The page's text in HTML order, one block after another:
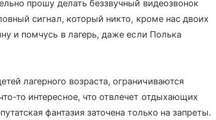
прошу делать беззвучный видеозвонок
сигнал, который никто, кроме нас двоих
и помчусь в лагерь, даже если Полька
лагерного возраста, ограничиваются
то интересное, что отвлечет отдыхающих
фантазия заточена только на запреты.